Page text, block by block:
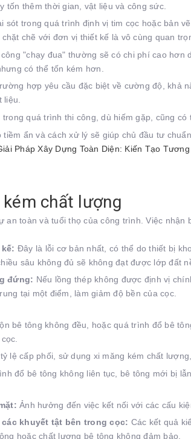
tốn thêm thời gian, vật liệu và công sức.
sót trong quá trình định vị tim cọc hoặc bản
chẽ với đơn vị thiết kế là vô cùng quan
"chạy đua" thường sẽ có chi phí cao hơn
có thể tốn kém hơn.
hợp yêu cầu đặc biệt về cường độ, khả
liệu.
quá trình thi công, dù hiếm gặp, cũng
ẩn và cách xử lý sẽ giúp chủ đầu tư
Pháp Xây Dựng Toàn Diện: Kiến Tạo
kém chất lượng
an toàn và tuổi thọ của công trình. Việc
Đây là lỗi cơ bản nhất, có thể do thiết bị
sâu không đủ sẽ không đạt được lớp đất
đứng: Nếu lồng thép không được định vị
tại một điểm, làm giảm độ bền của cọc.
bê tông không đều, hoặc quá trình đổ bê
lệ cấp phối, sử dụng xi măng kém chất
đổ bê tông không liên tục, bê tông mới bị
Ảnh hưởng đến việc kết nối với các cấu
khuyết tật bên trong cọc: Các kết quả
hoặc chất lượng bê tông không đảm bảo.